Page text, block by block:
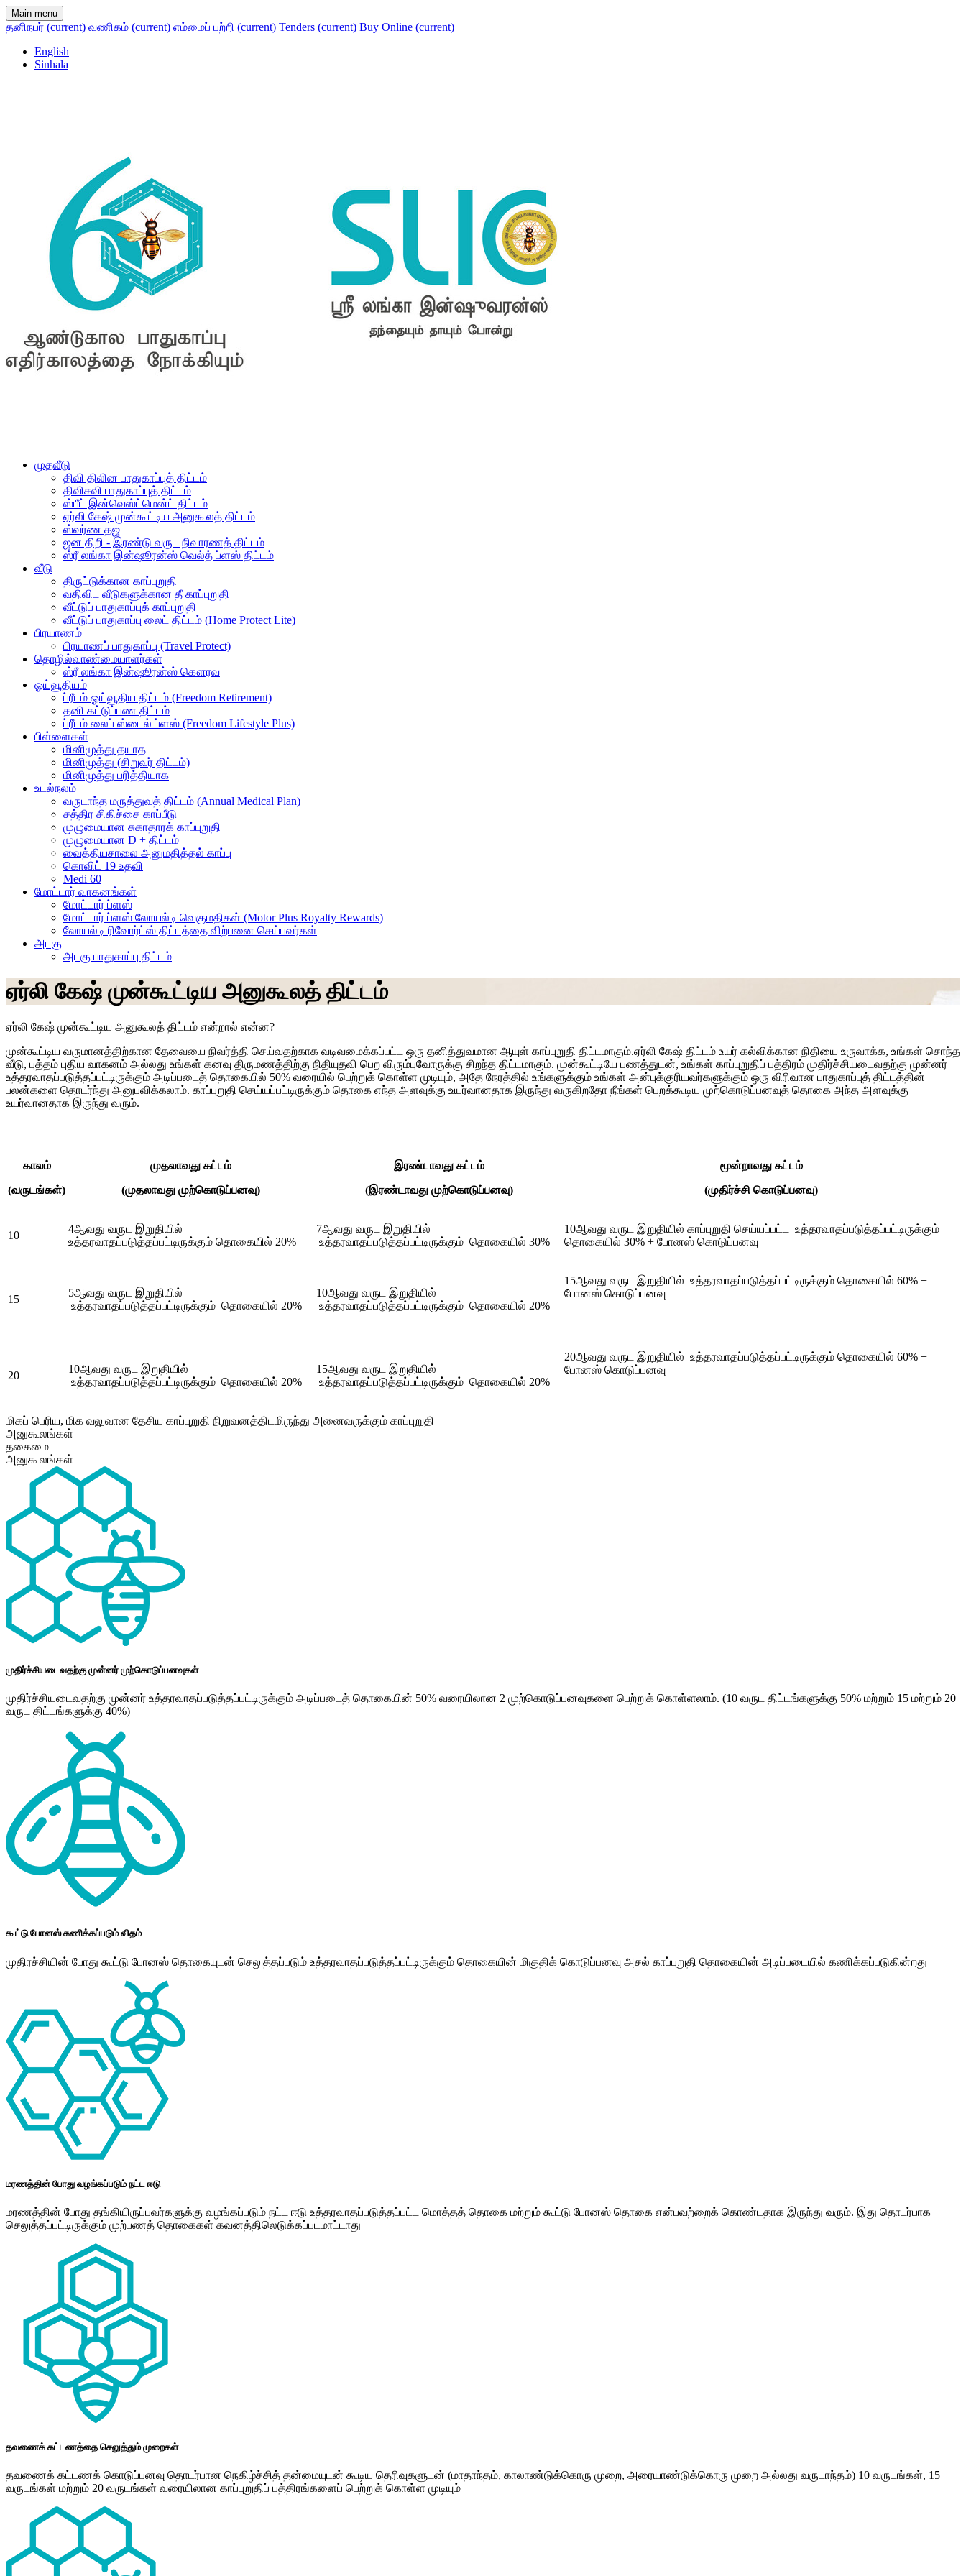
Main menu
தனிநபர் (current) வணிகம் (current) எம்மைப் பற்றி (current) Tenders (current) Buy Online (current)
English
Sinhala
முதலீடு
திவி திலின பாதுகாப்புத் திட்டம்
திவிசவி பாதுகாப்புத் திட்டம்
ஸ்பீட் இன்வெஸ்ட்மென்ட் திட்டம்
ஏர்லி கேஷ் முன்கூட்டிய அனுகூலத் திட்டம்
ஸ்வர்ண தஜ
ஜன திறி - இரண்டு வருட நிவாரணத் திட்டம்
ஸ்ரீ லங்கா இன்ஷூரன்ஸ் வெல்த் ப்ளஸ் திட்டம்
வீடு
திருட்டுக்கான காப்புறுதி
வதிவிட வீடுகளுக்கான தீ காப்புறுதி
வீட்டுப் பாதுகாப்புக் காப்புறுதி
வீட்டுப் பாதுகாப்பு லைட் திட்டம் (Home Protect Lite)
பிரயாணம்
பிரயாணப் பாதுகாப்பு (Travel Protect)
தொழில்வாண்மையாளர்கள்
ஸ்ரீ லங்கா இன்ஷூரன்ஸ் கௌரவ
ஓய்வூதியம்
ப்ரீடம் ஓய்வூதிய திட்டம் (Freedom Retirement)
தனி கட்டுப்பண திட்டம்
ப்ரீடம் லைப் ஸ்டைல் ப்ளஸ் (Freedom Lifestyle Plus)
பிள்ளைகள்
மினிமுத்து தயாத
மினிமுத்து (சிறுவர் திட்டம்)
மினிமுத்து பரித்தியாக
உடல்நலம்
வருடாந்த மருத்துவத் திட்டம் (Annual Medical Plan)
சத்திர சிகிச்சை காப்பீடு
முழுமையான சுகாதாரக் காப்புறுதி
முழுமையான D + திட்டம்
வைத்தியசாலை அனுமதித்தல் காப்பு
கொவிட் 19 உதவி
Medi 60
மோட்டார் வாகனங்கள்
மோட்டார் ப்ளஸ்
மோட்டார் ப்ளஸ் லோயல்டி வெகுமதிகள் (Motor Plus Royalty Rewards)
லோயல்டி ரிவோர்ட்ஸ் திட்டத்தை விற்பனை செய்பவர்கள்
அடகு
அடகு பாதுகாப்பு திட்டம்
ஏர்லி கேஷ் முன்கூட்டிய அனுகூலத் திட்டம்
ஏர்லி கேஷ் முன்கூட்டிய அனுகூலத் திட்டம் என்றால் என்ன?
முன்கூட்டிய வருமானத்திற்கான தேவையை நிவர்த்தி செய்வதற்காக வடிவமைக்கப்பட்ட ஒரு தனித்துவமான ஆயுள் காப்புறுதி திட்டமாகும்.ஏர்லி கேஷ் திட்டம் உயர் கல்விக்கான நிதியை உருவாக்க, உங்கள் சொந்த
வீடு, புத்தம் புதிய வாகனம் அல்லது உங்கள் கனவு திருமணத்திற்கு நிதியுதவி பெற விரும்புவோருக்கு சிறந்த திட்டமாகும். முன்கூட்டியே பணத்துடன், உங்கள் காப்புறுதிப் பத்திரம் முதிர்ச்சியடைவதற்கு முன்னர்
உத்தரவாதப்படுத்தப்பட்டிருக்கும் அடிப்படைத் தொகையில் 50% வரையில் பெற்றுக் கொள்ள முடியும், அதே நேரத்தில் உங்களுக்கும் உங்கள் அன்புக்குரியவர்களுக்கும் ஒரு விரிவான பாதுகாப்புத் திட்டத்தின்
பலன்களை தொடர்ந்து அனுபவிக்கலாம். காப்புறுதி செய்யப்பட்டிருக்கும் தொகை எந்த அளவுக்கு உயர்வானதாக இருந்து வருகிறதோ நீங்கள் பெறக்கூடிய முற்கொடுப்பனவுத் தொகை அந்த அளவுக்கு
உயர்வானதாக இருந்து வரும்.
காலம்
(வருடங்கள்)
முதலாவது கட்டம்
(முதலாவது முற்கொடுப்பனவு)
இரண்டாவது கட்டம்
(இரண்டாவது முற்கொடுப்பனவு)
மூன்றாவது கட்டம்
(முதிர்ச்சி கொடுப்பனவு)
10
4ஆவது வருட இறுதியில்
உத்தரவாதப்படுத்தப்பட்டிருக்கும் தொகையில் 20%
7ஆவது வருட இறுதியில்
உத்தரவாதப்படுத்தப்பட்டிருக்கும் தொகையில் 30%
10ஆவது வருட இறுதியில் காப்புறுதி செய்யப்பட்ட உத்தரவாதப்படுத்தப்பட்டிருக்கும்
தொகையில் 30% + போனஸ் கொடுப்பனவு
15
5ஆவது வருட இறுதியில்
உத்தரவாதப்படுத்தப்பட்டிருக்கும் தொகையில் 20%
10ஆவது வருட இறுதியில்
உத்தரவாதப்படுத்தப்பட்டிருக்கும் தொகையில் 20%
15ஆவது வருட இறுதியில் உத்தரவாதப்படுத்தப்பட்டிருக்கும் தொகையில் 60% +
போனஸ் கொடுப்பனவு
20
10ஆவது வருட இறுதியில்
உத்தரவாதப்படுத்தப்பட்டிருக்கும் தொகையில் 20%
15ஆவது வருட இறுதியில்
உத்தரவாதப்படுத்தப்பட்டிருக்கும் தொகையில் 20%
20ஆவது வருட இறுதியில் உத்தரவாதப்படுத்தப்பட்டிருக்கும் தொகையில் 60% +
போனஸ் கொடுப்பனவு
மிகப் பெரிய, மிக வலுவான தேசிய காப்புறுதி நிறுவனத்திடமிருந்து அனைவருக்கும் காப்புறுதி
அனுகூலங்கள்
தகைமை
அனுகூலங்கள்
முதிர்ச்சியடைவதற்கு முன்னர் முற்கொடுப்பனவுகள்
முதிர்ச்சியடைவதற்கு முன்னர் உத்தரவாதப்படுத்தப்பட்டிருக்கும் அடிப்படைத் தொகையின் 50% வரையிலான 2 முற்கொடுப்பனவுகளை பெற்றுக் கொள்ளலாம். (10 வருட திட்டங்களுக்கு 50% மற்றும் 15 மற்றும் 20
வருட திட்டங்களுக்கு 40%)
கூட்டு போனஸ் கணிக்கப்படும் விதம்
முதிரச்சியின் போது கூட்டு போனஸ் தொகையுடன் செலுத்தப்படும் உத்தரவாதப்படுத்தப்பட்டிருக்கும் தொகையின் மிகுதிக் கொடுப்பனவு அசல் காப்புறுதி தொகையின் அடிப்படையில் கணிக்கப்படுகின்றது
மரணத்தின் போது வழங்கப்படும் நட்ட ஈடு
மரணத்தின் போது தங்கியிருப்பவர்களுக்கு வழங்கப்படும் நட்ட ஈடு உத்தரவாதப்படுத்தப்பட்ட மொத்தத் தொகை மற்றும் கூட்டு போனஸ் தொகை என்பவற்றைக் கொண்டதாக இருந்து வரும். இது தொடர்பாக
செலுத்தப்பட்டிருக்கும் முற்பணத் தொகைகள் கவனத்திலெடுக்கப்படமாட்டாது
தவணைக் கட்டணத்தை செலுத்தும் முறைகள்
தவணைக் கட்டணக் கொடுப்பனவு தொடர்பான நெகிழ்ச்சித் தன்மையுடன் கூடிய தெரிவுகளுடன் (மாதாந்தம், காலாண்டுக்கொரு முறை, அரையாண்டுக்கொரு முறை அல்லது வருடாந்தம்) 10 வருடங்கள், 15
வருடங்கள் மற்றும் 20 வருடங்கள் வரையிலான காப்புறுதிப் பத்திரங்களைப் பெற்றுக் கொள்ள முடியும்